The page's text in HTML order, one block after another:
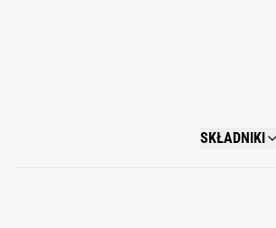
SKŁADNIKI
AQUA,
CETEARYL
POTASSIUM